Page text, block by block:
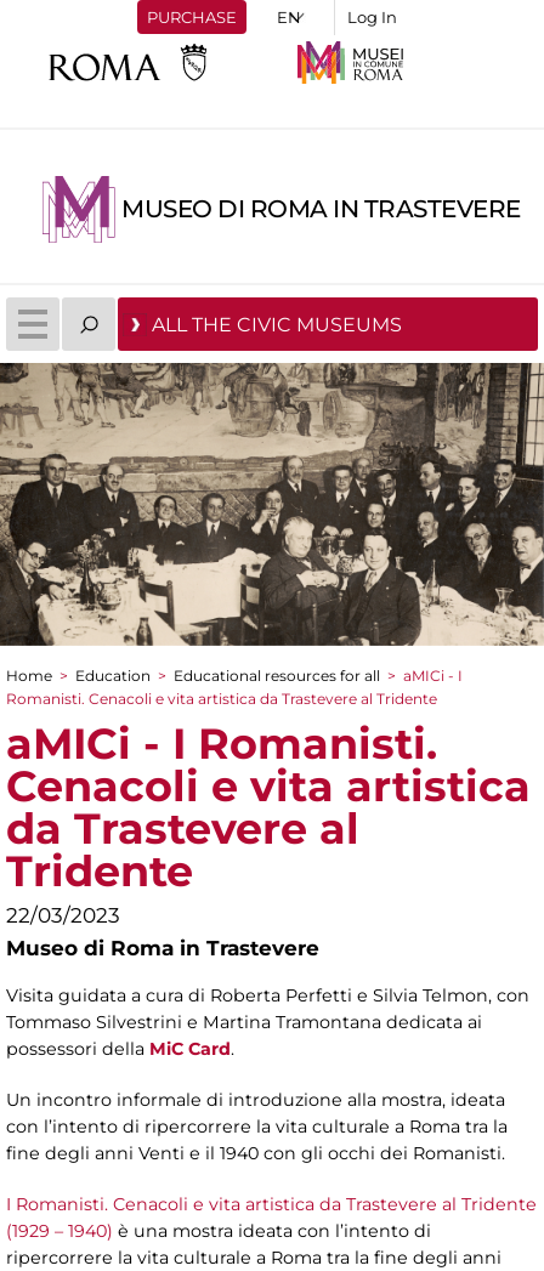
PURCHASE Log In
MUSEO DI ROMA IN TRASTEVERE
ALL THE CIVIC MUSEUMS
You are here
Home > Education > Educational resources for all > aMICi - I
Romanisti. Cenacoli e vita artistica da Trastevere al Tridente
aMICi - I Romanisti.
Cenacoli e vita artistica
da Trastevere al
Tridente
22/03/2023
Museo di Roma in Trastevere
Visita guidata a cura di Roberta Perfetti e Silvia Telmon, con
Tommaso Silvestrini e Martina Tramontana dedicata ai
possessori della MiC Card.
Un incontro informale di introduzione alla mostra, ideata
con l’intento di ripercorrere la vita culturale a Roma tra la
fine degli anni Venti e il 1940 con gli occhi dei Romanisti.
I Romanisti. Cenacoli e vita artistica da Trastevere al Tridente
(1929 – 1940) è una mostra ideata con l’intento di
ripercorrere la vita culturale a Roma tra la fine degli anni